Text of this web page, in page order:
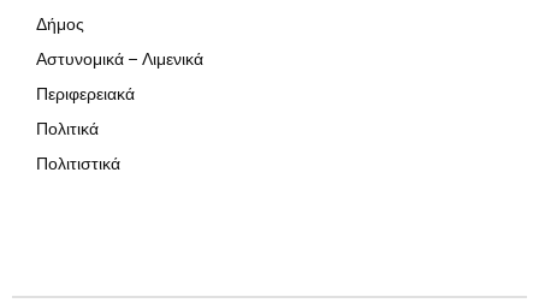
Δήμος
Αστυνομικά – Λιμενικά
Περιφερειακά
Πολιτικά
Πολιτιστικά